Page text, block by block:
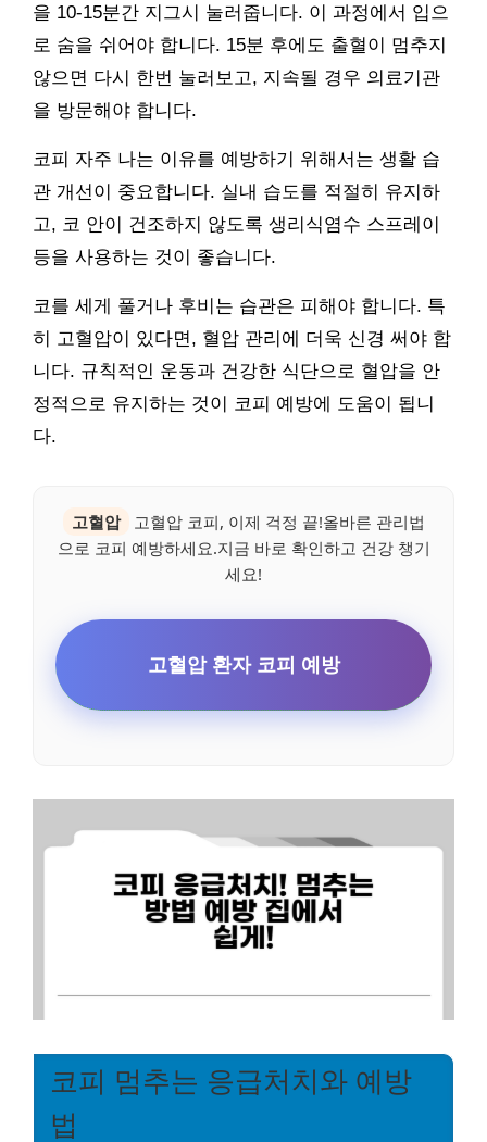
을 10-15분간 지그시 눌러줍니다. 이 과정에서 입으
로 숨을 쉬어야 합니다. 15분 후에도 출혈이 멈추지
않으면 다시 한번 눌러보고, 지속될 경우 의료기관
을 방문해야 합니다.
코피 자주 나는 이유를 예방하기 위해서는 생활 습
관 개선이 중요합니다. 실내 습도를 적절히 유지하
고, 코 안이 건조하지 않도록 생리식염수 스프레이
등을 사용하는 것이 좋습니다.
코를 세게 풀거나 후비는 습관은 피해야 합니다. 특
히 고혈압이 있다면, 혈압 관리에 더욱 신경 써야 합
니다. 규칙적인 운동과 건강한 식단으로 혈압을 안
정적으로 유지하는 것이 코피 예방에 도움이 됩니
다.
고혈압
고혈압 코피, 이제 걱정 끝!올바른 관리법
으로 코피 예방하세요.지금 바로 확인하고 건강 챙기
세요!
고혈압 환자 코피 예방
코피 멈추는 응급처치와 예방
법